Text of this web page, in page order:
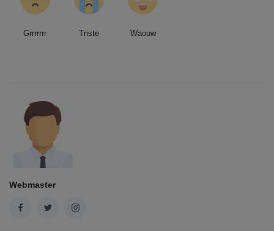
Grrrrrrr Triste Waouw
Webmaster